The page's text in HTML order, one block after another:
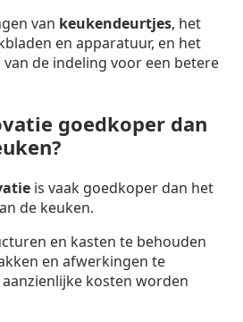
van keukendeurtjes, het
en apparatuur, en het
de indeling voor een betere
goedkoper dan
is vaak goedkoper dan het
de keuken.
en kasten te behouden
en afwerkingen te
kosten worden